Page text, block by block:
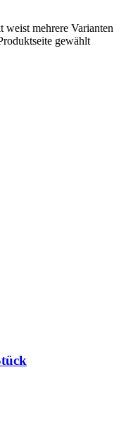
weist mehrere Varianten
gewählt